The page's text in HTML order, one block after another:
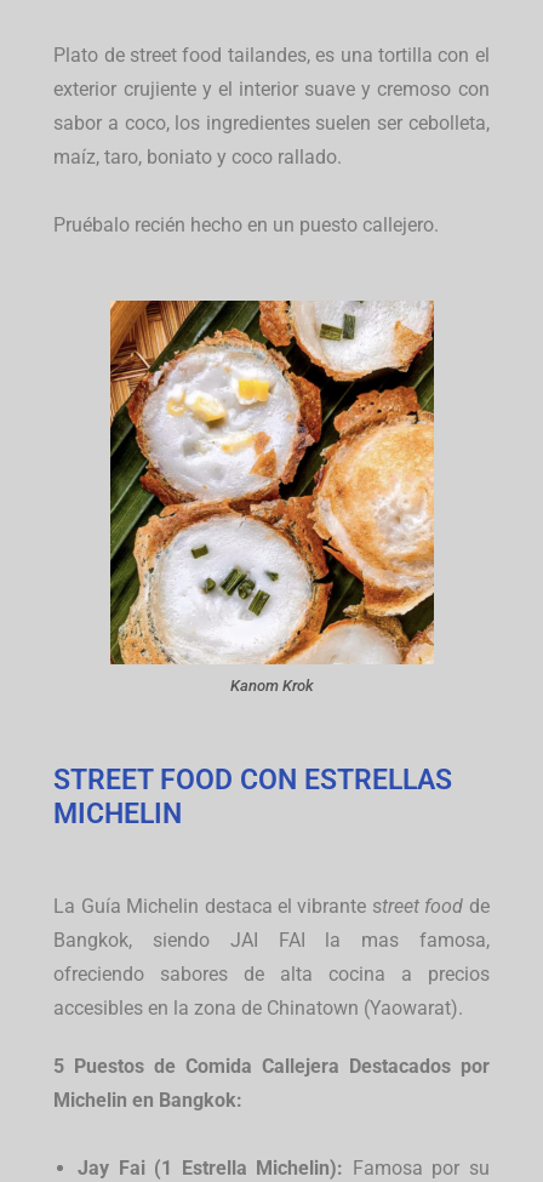
Plato de street food tailandes, es una tortilla con el
exterior crujiente y el interior suave y cremoso con
sabor a coco, los ingredientes suelen ser cebolleta,
maíz, taro, boniato y coco rallado.
Pruébalo recién hecho en un puesto callejero.
Kanom Krok
STREET FOOD CON ESTRELLAS
MICHELIN
La Guía Michelin destaca el vibrante street food de
Bangkok, siendo JAI FAI la mas famosa,
ofreciendo sabores de alta cocina a precios
accesibles en la zona de Chinatown (Yaowarat).
5 Puestos de Comida Callejera Destacados por
Michelin en Bangkok:
Jay Fai (1 Estrella Michelin): Famosa por su